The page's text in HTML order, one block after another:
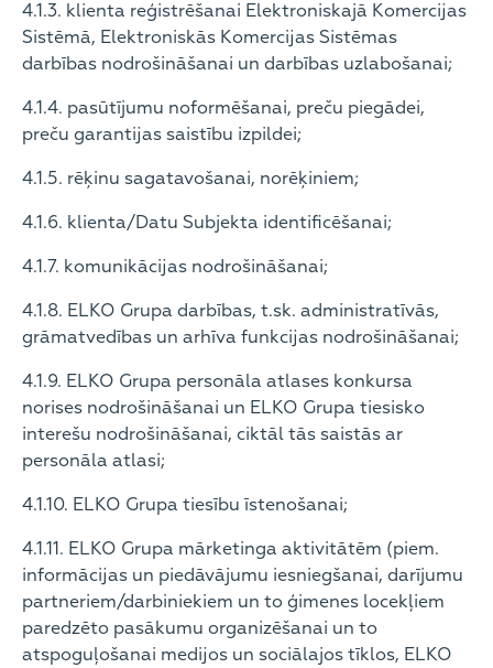
4.1.3. klienta reģistrēšanai Elektroniskajā Komercijas
Sistēmā, Elektroniskās Komercijas Sistēmas
darbības nodrošināšanai un darbības uzlabošanai;
4.1.4. pasūtījumu noformēšanai, preču piegādei,
preču garantijas saistību izpildei;
4.1.5. rēķinu sagatavošanai, norēķiniem;
4.1.6. klienta/Datu Subjekta identificēšanai;
4.1.7. komunikācijas nodrošināšanai;
4.1.8. ELKO Grupa darbības, t.sk. administratīvās,
grāmatvedības un arhīva funkcijas nodrošināšanai;
4.1.9. ELKO Grupa personāla atlases konkursa
norises nodrošināšanai un ELKO Grupa tiesisko
interešu nodrošināšanai, ciktāl tās saistās ar
personāla atlasi;
4.1.10. ELKO Grupa tiesību īstenošanai;
4.1.11. ELKO Grupa mārketinga aktivitātēm (piem.
informācijas un piedāvājumu iesniegšanai, darījumu
partneriem/darbiniekiem un to ģimenes locekļiem
paredzēto pasākumu organizēšanai un to
atspoguļošanai medijos un sociālajos tīklos, ELKO